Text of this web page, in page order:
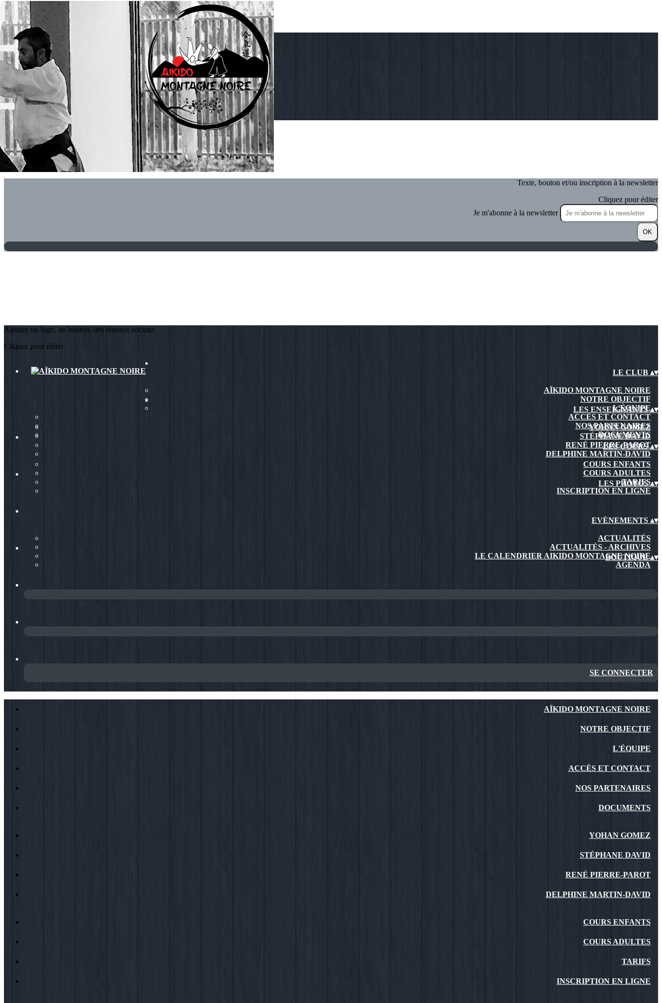
Exporter les lignes sélectionnées
Exporter toutes les colonnes
Exporter uniquement les colonnes affichées
Menu
<
Actualités
Actualités - Archives
Le Calendrier Aikido Montagne Noire
Agenda
?>
Images de la page d'accueil
Cliquez pour éditer
Texte, bouton et/ou inscription à la newsletter
Cliquez pour éditer
Je m'abonne à la newsletter
OK
Ajoutez un logo, un bouton, des réseaux sociaux
Cliquez pour éditer
LE CLUB ▴▾
AÏKIDO MONTAGNE NOIRE
NOTRE OBJECTIF
L'ÉQUIPE
ACCÈS ET CONTACT
NOS PARTENAIRES
DOCUMENTS
LES ENSEIGNANTS▴▾
YOHAN GOMEZ
STÉPHANE DAVID
RENÉ PIERRE-PAROT
DELPHINE MARTIN-DAVID
LES COURS▴▾
COURS ENFANTS
COURS ADULTES
TARIFS
INSCRIPTION EN LIGNE
LES PHOTOS▴▾
EVÈNEMENTS ▴▾
ACTUALITÉS
ACTUALITÉS - ARCHIVES
LE CALENDRIER AIKIDO MONTAGNE NOIRE
AGENDA
BOUTIQUE▴▾
SE CONNECTER
AÏKIDO MONTAGNE NOIRE
NOTRE OBJECTIF
L'ÉQUIPE
ACCÈS ET CONTACT
NOS PARTENAIRES
DOCUMENTS
YOHAN GOMEZ
STÉPHANE DAVID
RENÉ PIERRE-PAROT
DELPHINE MARTIN-DAVID
COURS ENFANTS
COURS ADULTES
TARIFS
INSCRIPTION EN LIGNE